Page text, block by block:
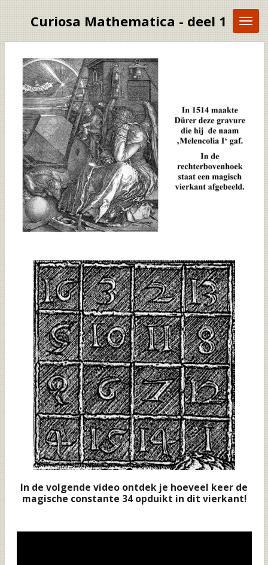
hoofdinhoud
Curiosa Mathematica - deel 1
In de volgende video ontdek je hoeveel keer de
magische constante 34 opduikt in dit vierkant!